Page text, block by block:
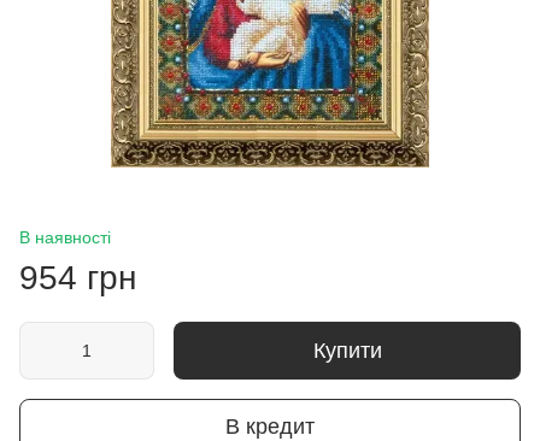
В наявності
954 грн
Купити
В кредит